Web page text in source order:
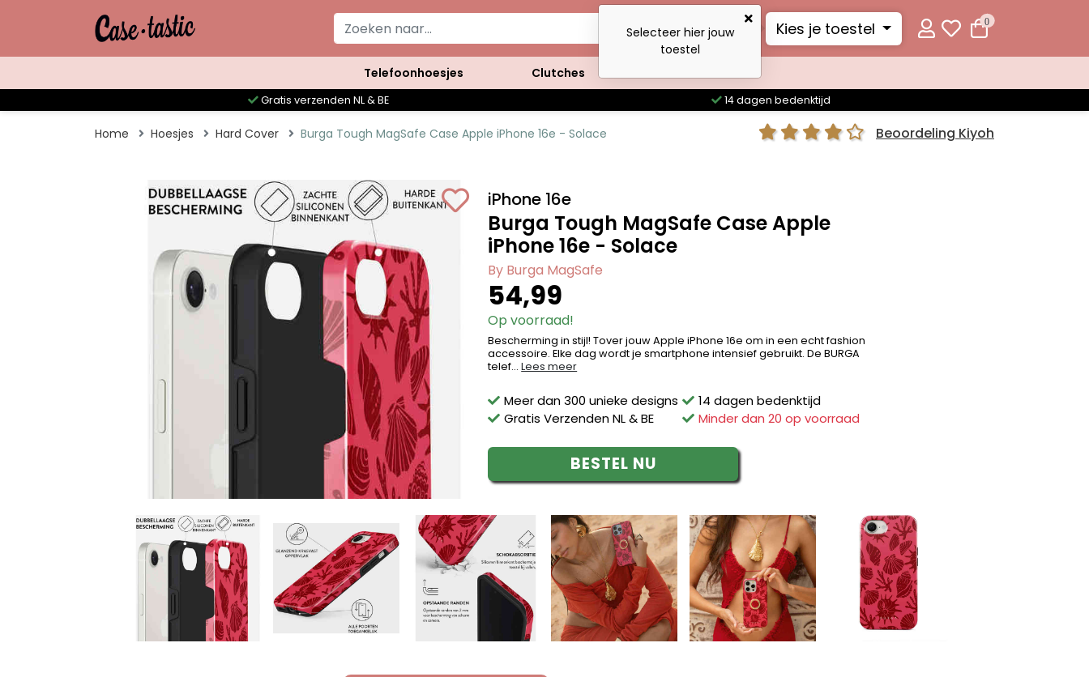
Kies je toestel 0
Telefoonhoesjes Clutches
Gratis verzenden NL & BE 14 dagen bedenktijd
Home Hoesjes Hard Cover Burga Tough MagSafe Case Apple iPhone 16e - Solace Beoordeling Kiyoh
iPhone 16e
Burga Tough MagSafe Case Apple
iPhone 16e - Solace
By Burga MagSafe
54,99
Op voorraad!
Bescherming in stijl! Tover jouw Apple iPhone 16e om in een echt fashion
accessoire. Elke dag wordt je smartphone intensief gebruikt. De BURGA
telef...Lees meer
Meer dan 300 unieke designs
Gratis Verzenden NL & BE
14 dagen bedenktijd
Minder dan 20 op voorraad
BESTEL NU
Selecteer hier jouw
toestel